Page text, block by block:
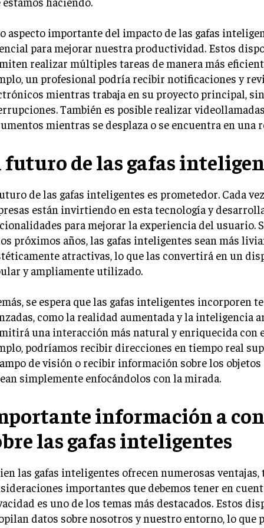
aspecto importante del impacto de las gafas
para mejorar nuestra productividad. Estos
realizar múltiples tareas de manera más
un profesional podría recibir notificaciones y
mientras trabaja en su proyecto principal, sin
También es posible realizar
mientras se desplaza o se encuentra en una
futuro de las gafas
de las gafas inteligentes es prometedor. Cada
están invirtiendo en esta tecnología y
para mejorar la experiencia del usuario.
próximos años, las gafas inteligentes sean más
atractivas, lo que las convertirá en un
y ampliamente utilizado.
se espera que las gafas inteligentes incorporen
como la realidad aumentada y la inteligencia
una interacción más natural y enriquecida con
podríamos recibir direcciones en tiempo real
de visión o recibir información sobre los objetos
simplemente enfocándolos con la mirada.
información a
las gafas inteligentes
las gafas inteligentes ofrecen numerosas ventajas,
importantes que debemos tener en
es uno de los temas más destacados. Estos
datos sobre nosotros y nuestro entorno, lo que